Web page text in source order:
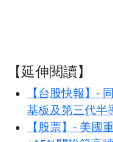
【延伸閱讀】
【台股快報】-
基板及第三代半
【股票】- 美國